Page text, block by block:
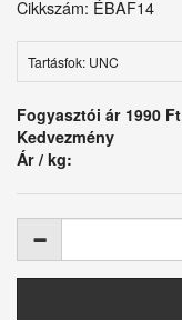
Cikkszám: ÉBAF14
Tartásfok: UNC
Fogyasztói ár 1990 Ft
Kedvezmény
Ár / kg: